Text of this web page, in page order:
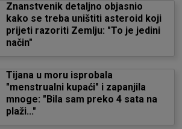
Znanstvenik detaljno objasnio
kako se treba uništiti asteroid koji
prijeti razoriti Zemlju: "To je jedini
način"
Tijana u moru isprobala
"menstrualni kupaći" i zapanjila
mnoge: "Bila sam preko 4 sata na
plaži..."